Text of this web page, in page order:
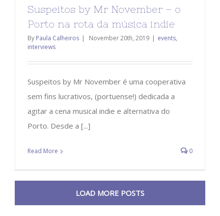
Suspeitos by Mr November – o
Porto na rota da música indie
By Paula Calheiros | November 20th, 2019 | events,
interviews
Suspeitos by Mr November é uma cooperativa
sem fins lucrativos, (portuense!) dedicada a
agitar a cena musical indie e alternativa do
Porto. Desde a [...]
Read More 0
LOAD MORE POSTS